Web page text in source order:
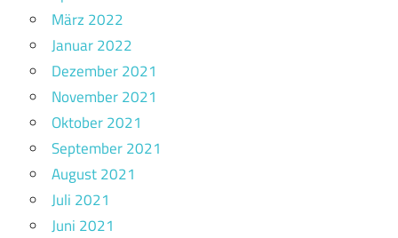
März 2022
Januar 2022
Dezember 2021
November 2021
Oktober 2021
September 2021
August 2021
Juli 2021
Juni 2021